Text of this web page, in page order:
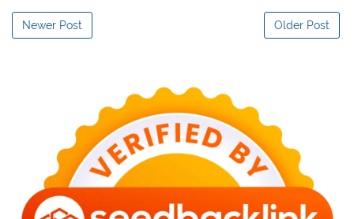
Newer Post Older Post